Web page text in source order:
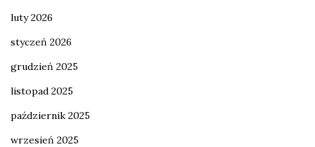
luty 2026
styczeń 2026
grudzień 2025
listopad 2025
październik 2025
wrzesień 2025